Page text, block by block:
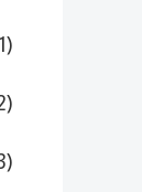
(1) "نموذج التحاق الطلاب الأجانب بالأكاديمية الصينية للعلوم الزراعية"، و"نموذج طلب المنحة الدراسية المقدمة من الحكومة الصينية"؛
(2) صورة طبق الأصل من صفحة المعلومات الشخصية في جواز السفر (بمدة صلاحية لا تقل عن سنتين)؛
(3) صورة طبق الأصل من شهادة أعلى مؤهل دراسي مصدق عليها؛